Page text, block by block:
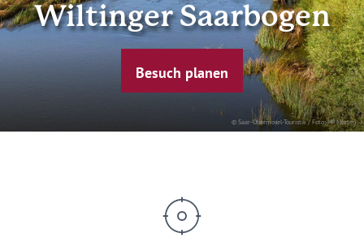
© Saar-Obermosel-Touristik / Foto: HP Merten
Wiltinger Saarbogen
Besuch planen